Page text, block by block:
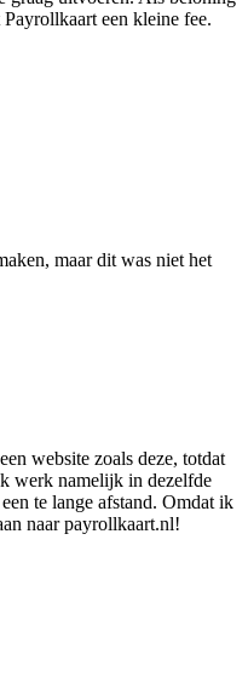
een kleine fee.
maar dit was niet het
website zoals deze, totdat
werk namelijk in dezelfde
te lange afstand. Omdat ik
naar payrollkaart.nl!